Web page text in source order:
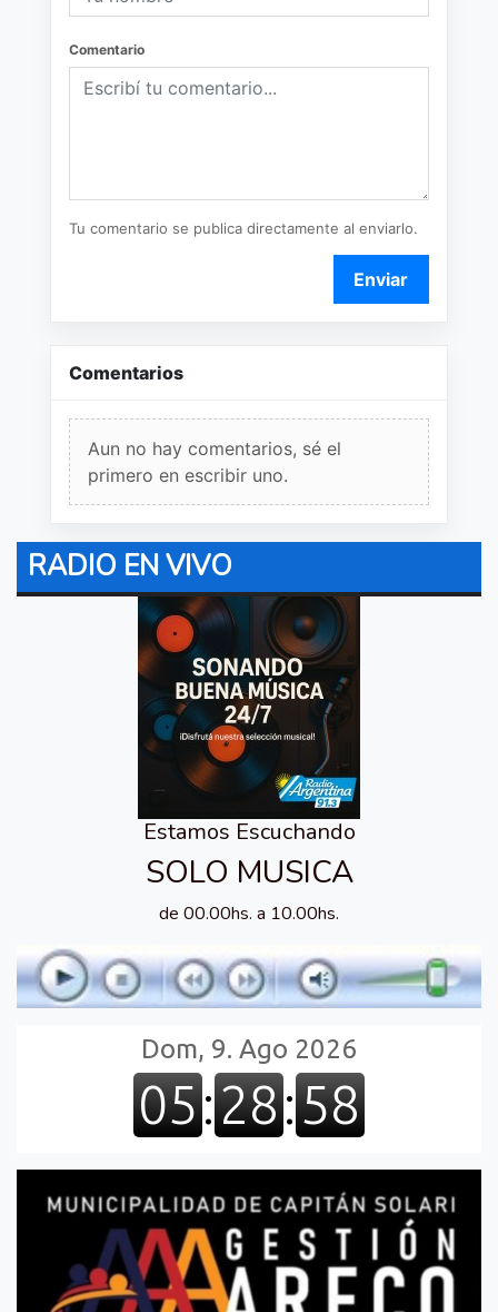
Comentario
Tu comentario se publica directamente al enviarlo.
Enviar
Comentarios
Aun no hay comentarios, sé el
primero en escribir uno.
RADIO EN VIVO
Estamos Escuchando
SOLO MUSICA
de 00.00hs. a 10.00hs.